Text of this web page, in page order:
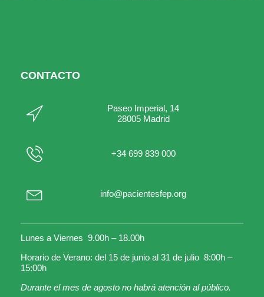
CONTACTO
Paseo Imperial, 14
28005 Madrid
+34 699 839 000
info@pacientesfep.org
Lunes a Viernes 9.00h – 18.00h
Horario de Verano: del 15 de junio al 31 de julio 8:00h –
15:00h
Durante el mes de agosto no habrá atención al público.